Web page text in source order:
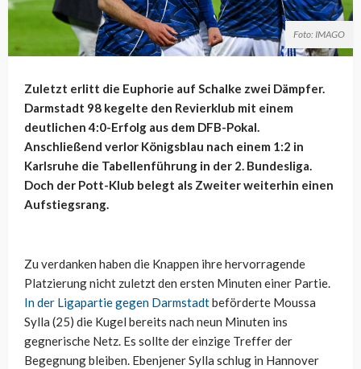
Foto: IMAGO
Zuletzt erlitt die Euphorie auf Schalke zwei Dämpfer.
Darmstadt 98 kegelte den Revierklub mit einem
deutlichen 4:0-Erfolg aus dem DFB-Pokal.
Anschließend verlor Königsblau nach einem 1:2 in
Karlsruhe die Tabellenführung in der 2. Bundesliga.
Doch der Pott-Klub belegt als Zweiter weiterhin einen
Aufstiegsrang.
Zu verdanken haben die Knappen ihre hervorragende
Platzierung nicht zuletzt den ersten Minuten einer Partie.
In der Ligapartie gegen Darmstadtbeförderte Moussa
Sylla (25) die Kugel bereits nach neun Minuten ins
gegnerische Netz. Es sollte der einzige Treffer der
Begegnung bleiben. Ebenjener Sylla schlug in Hannover